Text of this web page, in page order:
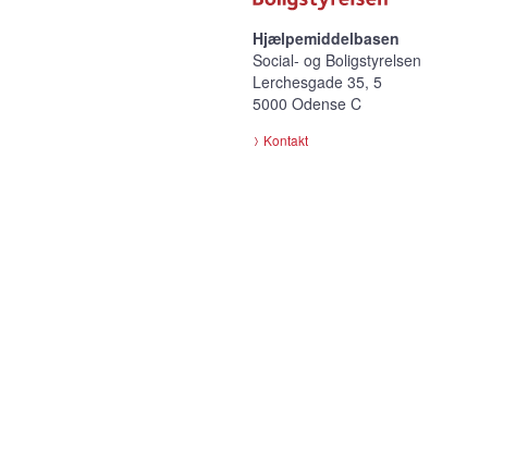
Hjælpemiddelbasen
Social- og Boligstyrelsen
Lerchesgade 35, 5
5000 Odense C
Kontakt